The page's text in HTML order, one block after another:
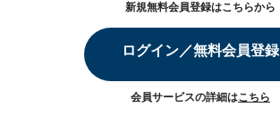
新規無料会員登録はこちらから
ログイン／無料会員登録
会員サービスの詳細はこちら